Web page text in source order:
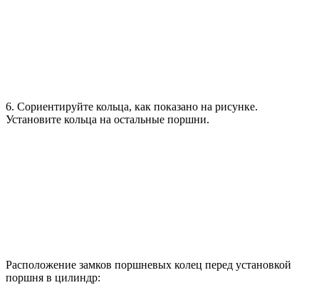
6. Сориентируйте кольца, как показано на рисунке.
Установите кольца на остальные поршни.
Расположение замков поршневых колец перед установкой
поршня в цилиндр: